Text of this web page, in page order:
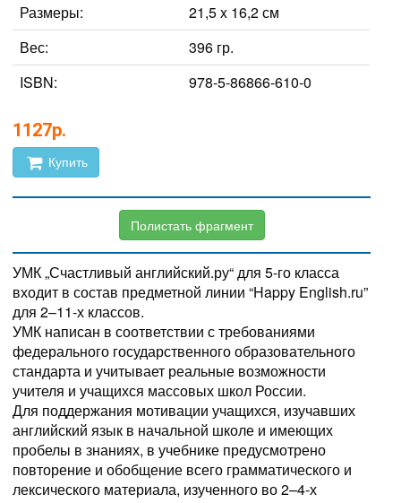
Размеры:
21,5 x 16,2 см
Вес:
396 гр.
ISBN:
978-5-86866-610-0
1127р.
Купить
Полистать фрагмент
УМК „Счастливый английский.ру“ для 5-го класса
входит в состав предметной линии “Happy English.ru”
для 2–11-х классов.
УМК написан в соответствии с требованиями
федерального государственного образовательного
стандарта и учитывает реальные возможности
учителя и учащихся массовых школ России.
Для поддержания мотивации учащихся, изучавших
английский язык в начальной школе и имеющих
пробелы в знаниях, в учебнике предусмотрено
повторение и обобщение всего грамматического и
лексического материала, изученного во 2–4-х